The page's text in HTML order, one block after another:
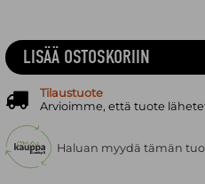
LISÄÄ OSTOSKORIIN
Tilaustuote
Arvioimme, että tuote
Haluan myydä tämän